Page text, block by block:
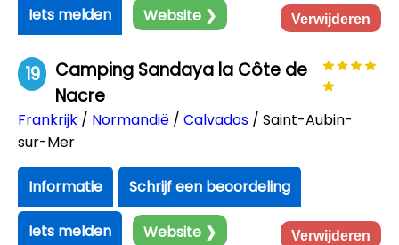
Iets melden Website ❯ Verwijderen
19
Camping Sandaya la Côte de
Nacre
Frankrijk / Normandië / Calvados / Saint-Aubin-
sur-Mer
Informatie Schrijf een beoordeling
Iets melden Website ❯ Verwijderen